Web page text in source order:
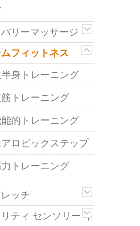
リーマッサージ
フィットネス
身トレーニング
トレーニング
的トレーニング
ロビックステップ
トレーニング
ッチ
ティ センソリー イ